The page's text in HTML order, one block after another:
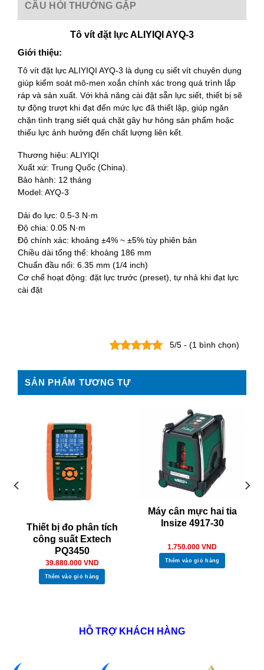
CÂU HỎI THƯỜNG GẶP
Tô vít đặt lực ALIYIQI AYQ-3
Giới thiệu:
Tô vít đặt lực ALIYIQI AYQ-3 là dụng cụ siết vít chuyên dụng
giúp kiểm soát mô-men xoắn chính xác trong quá trình lắp
ráp và sản xuất. Với khả năng cài đặt sẵn lực siết, thiết bị sẽ
tự động trượt khi đạt đến mức lực đã thiết lập, giúp ngăn
chặn tình trạng siết quá chặt gây hư hỏng sản phẩm hoặc
thiếu lực ảnh hưởng đến chất lượng liên kết.
Thương hiệu: ALIYIQI
Xuất xứ: Trung Quốc (China).
Bảo hành: 12 tháng
Model: AYQ-3
Dải đo lực: 0.5-3 N·m
Độ chia: 0.05 N·m
Độ chính xác: khoảng ±4% ~ ±5% tùy phiên bản
Chiều dài tổng thể: khoảng 186 mm
Chuẩn đầu nối: 6.35 mm (1/4 inch)
Cơ chế hoạt động: đặt lực trước (preset), tự nhả khi đạt lực
cài đặt
5/5 - (1 bình chọn)
SẢN PHẨM TƯƠNG TỰ
Thiết bị đo phân tích
công suất Extech
PQ3450
39.880.000 VND
Thêm vào giỏ hàng
Máy cân mực hai tia
Insize 4917-30
1.750.000 VND
Thêm vào giỏ hàng
HỖ TRỢ KHÁCH HÀNG